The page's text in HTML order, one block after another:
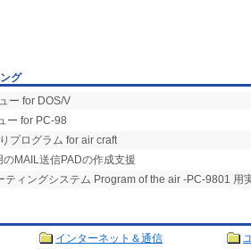
グ
ー for DOS/V
ー for PC-98
プログラム for air craft
MAIL送信PADの作成支援
ティングシステム Program of the air -PC-9801 用
インターネット＆通信